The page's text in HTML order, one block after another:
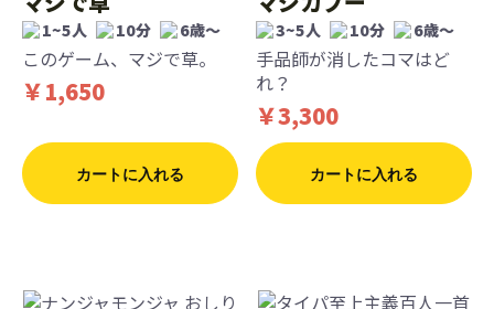
1~5人 10分 6歳〜
このゲーム、マジで草。
￥1,650
カートに入れる
3~5人 10分 6歳〜
手品師が消したコマはど
れ？
￥3,300
カートに入れる